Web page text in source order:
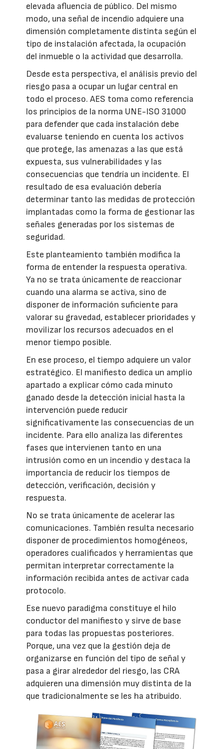
elevada afluencia de público. Del mismo
modo, una señal de incendio adquiere una
dimensión completamente distinta según el
tipo de instalación afectada, la ocupación
del inmueble o la actividad que desarrolla.
Desde esta perspectiva, el análisis previo del
riesgo pasa a ocupar un lugar central en
todo el proceso. AES toma como referencia
los principios de la norma UNE-ISO 31000
para defender que cada instalación debe
evaluarse teniendo en cuenta los activos
que protege, las amenazas a las que está
expuesta, sus vulnerabilidades y las
consecuencias que tendría un incidente. El
resultado de esa evaluación debería
determinar tanto las medidas de protección
implantadas como la forma de gestionar las
señales generadas por los sistemas de
seguridad.
Este planteamiento también modifica la
forma de entender la respuesta operativa.
Ya no se trata únicamente de reaccionar
cuando una alarma se activa, sino de
disponer de información suficiente para
valorar su gravedad, establecer prioridades y
movilizar los recursos adecuados en el
menor tiempo posible.
En ese proceso, el tiempo adquiere un valor
estratégico. El manifiesto dedica un amplio
apartado a explicar cómo cada minuto
ganado desde la detección inicial hasta la
intervención puede reducir
significativamente las consecuencias de un
incidente. Para ello analiza las diferentes
fases que intervienen tanto en una
intrusión como en un incendio y destaca la
importancia de reducir los tiempos de
detección, verificación, decisión y
respuesta.
No se trata únicamente de acelerar las
comunicaciones. También resulta necesario
disponer de procedimientos homogéneos,
operadores cualificados y herramientas que
permitan interpretar correctamente la
información recibida antes de activar cada
protocolo.
Ese nuevo paradigma constituye el hilo
conductor del manifiesto y sirve de base
para todas las propuestas posteriores.
Porque, una vez que la gestión deja de
organizarse en función del tipo de señal y
pasa a girar alrededor del riesgo, las CRA
adquieren una dimensión muy distinta de la
que tradicionalmente se les ha atribuido.